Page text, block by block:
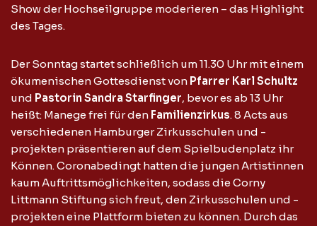
Show der Hochseilgruppe moderieren – das Highlight
des Tages.
Der Sonntag startet schließlich um 11.30 Uhr mit einem
ökumenischen Gottesdienst von Pfarrer Karl Schultz
und Pastorin Sandra Starfinger, bevor es ab 13 Uhr
heißt: Manege frei für den Familienzirkus. 8 Acts aus
verschiedenen Hamburger Zirkusschulen und -
projekten präsentieren auf dem Spielbudenplatz ihr
Können. Coronabedingt hatten die jungen Artistinnen
kaum Auftrittsmöglichkeiten, sodass die Corny
Littmann Stiftung sich freut, den Zirkusschulen und -
projekten eine Plattform bieten zu können. Durch das